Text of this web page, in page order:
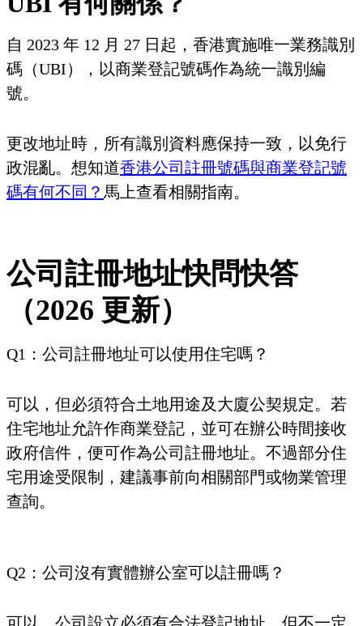
自 2023 年 12 月 27 日起，香港實施唯一業務識別
碼（UBI），以商業登記號碼作為統一識別編
號。
更改地址時，所有識別資料應保持一致，以免行
政混亂。想知道香港公司註冊號碼與商業登記號
碼有何不同？ 馬上查看相關指南。
公司註冊地址快問快答
（2026 更新）
Q1：公司註冊地址可以使用住宅嗎？
可以，但必須符合土地用途及大廈公契規定。若
住宅地址允許作商業登記，並可在辦公時間接收
政府信件，便可作為公司註冊地址。不過部分住
宅用途受限制，建議事前向相關部門或物業管理
查詢。
Q2：公司沒有實體辦公室可以註冊嗎？